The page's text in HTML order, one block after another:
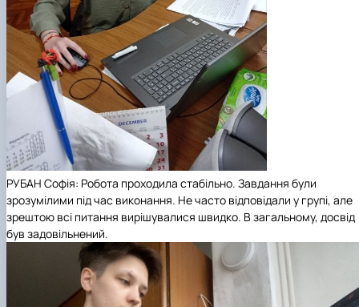
РУБАН Софія: Робота проходила стабільно. Завдання були
зрозумілими під час виконання. Не часто відповідали у групі, але
зрештою всі питання вирішувалися швидко. В загальному, досвід
був задовільнений.